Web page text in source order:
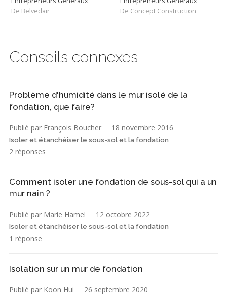
De Belvedair
De Concept Construction
Conseils connexes
Problème d'humidité dans le mur isolé de la
fondation, que faire?
Publié par François Boucher 18 novembre 2016
Isoler et étanchéiser le sous-sol et la fondation
2 réponses
Comment isoler une fondation de sous-sol qui a un
mur nain ?
Publié par Marie Hamel 12 octobre 2022
Isoler et étanchéiser le sous-sol et la fondation
1 réponse
Isolation sur un mur de fondation
Publié par Koon Hui 26 septembre 2020